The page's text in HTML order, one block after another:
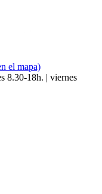
el mapa)
8.30-18h. | viernes